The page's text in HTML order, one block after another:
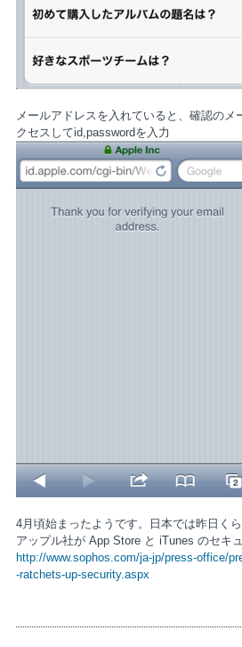
メールアドレスを入れていると、確認のメ
クセスしてid,passwordを入力
4月頃始まったようです。日本では昨日く
アップル社が App Store と iTunes のセキ
http://www.sophos.com/ja-jp/press-office/
-ratchets-up-security.aspx